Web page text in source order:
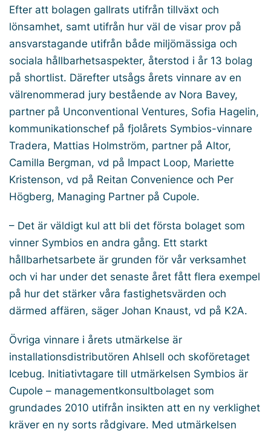
Efter att bolagen gallrats utifrån tillväxt och
lönsamhet, samt utifrån hur väl de visar prov på
ansvarstagande utifrån både miljömässiga och
sociala hållbarhetsaspekter, återstod i år 13 bolag
på shortlist. Därefter utsågs årets vinnare av en
välrenommerad jury bestående av Nora Bavey,
partner på Unconventional Ventures, Sofia Hagelin,
kommunikationschef på fjolårets Symbios-vinnare
Tradera, Mattias Holmström, partner på Altor,
Camilla Bergman, vd på Impact Loop, Mariette
Kristenson, vd på Reitan Convenience och Per
Högberg, Managing Partner på Cupole.
– Det är väldigt kul att bli det första bolaget som
vinner Symbios en andra gång. Ett starkt
hållbarhetsarbete är grunden för vår verksamhet
och vi har under det senaste året fått flera exempel
på hur det stärker våra fastighetsvärden och
därmed affären, säger Johan Knaust, vd på K2A.
Övriga vinnare i årets utmärkelse är
installationsdistributören Ahlsell och skoföretaget
Icebug. Initiativtagare till utmärkelsen Symbios är
Cupole – managementkonsultbolaget som
grundades 2010 utifrån insikten att en ny verklighet
kräver en ny sorts rådgivare. Med utmärkelsen